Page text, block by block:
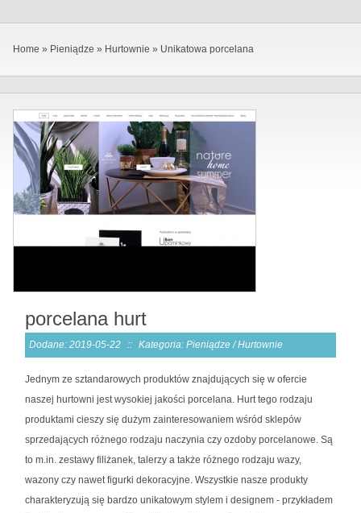
Home » Pieniądze » Hurtownie » Unikatowa porcelana
porcelana hurt
Dodane: 2019-05-22 :: Kategoria: Pieniądze / Hurtownie
Jednym ze sztandarowych produktów znajdujących się w ofercie
naszej hurtowni jest wysokiej jakości porcelana. Hurt tego rodzaju
produktami cieszy się dużym zainteresowaniem wśród sklepów
sprzedających różnego rodzaju naczynia czy ozdoby porcelanowe. Są
to m.in. zestawy filiżanek, talerzy a także różnego rodzaju wazy,
wazony czy nawet figurki dekoracyjne. Wszystkie nasze produkty
charakteryzują się bardzo unikatowym stylem i designem - przykładem